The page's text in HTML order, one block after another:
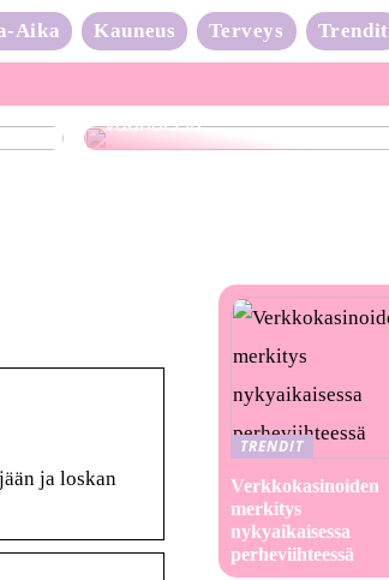
Aika Kauneus Terveys Trendit
Neulonta-aalto on täydessä
vauhdissa
ja loskan
TRENDIT
Verkkokasinoiden
merkitys
nykyaikaisessa
perheviihteessä